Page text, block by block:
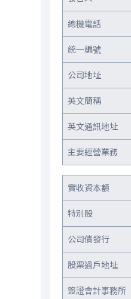
總機電話
統一編號
公司地址
英文簡稱
英文通訊地址
主要經營業務
實收資本額
特別股
公司債發行
股票過戶地址
簽證會計事務所